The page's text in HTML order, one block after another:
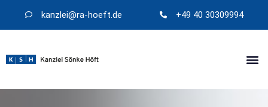
kanzlei@​ra-hoeft.de +49 40 30309994